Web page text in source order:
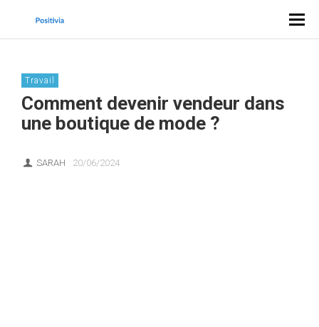
Travail
Comment devenir vendeur dans
une boutique de mode ?
SARAH 20/06/2024